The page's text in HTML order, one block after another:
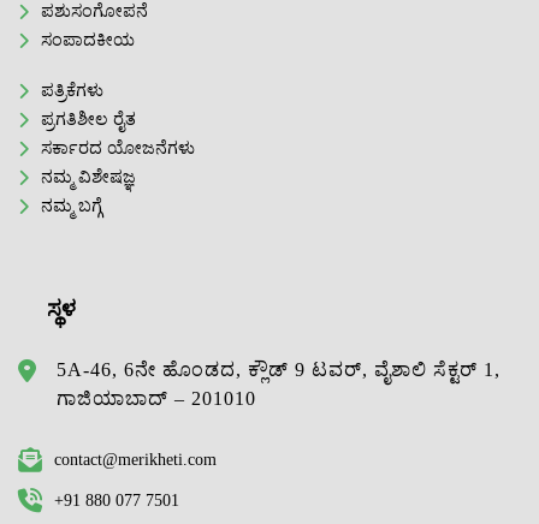
ಪಶುಸಂಗೋಪನೆ
ಸಂಪಾದಕೀಯ
ಪತ್ರಿಕೆಗಳು
ಪ್ರಗತಿಶೀಲ ರೈತ
ಸರ್ಕಾರದ ಯೋಜನೆಗಳು
ನಮ್ಮ ವಿಶೇಷಜ್ಞ
ನಮ್ಮ ಬಗ್ಗೆ
ಸ್ಥಳ
5A-46, 6ನೇ ಹೊಂಡದ, ಕ್ಲೌಡ್ 9 ಟವರ್, ವೈಶಾಲಿ ಸೆಕ್ಟರ್ 1,
ಗಾಜಿಯಾಬಾದ್ – 201010
contact@merikheti.com
+91 880 077 7501